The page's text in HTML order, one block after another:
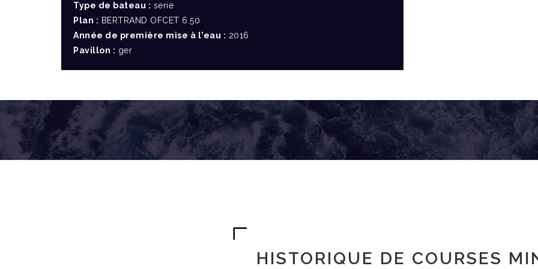
Type de bateau : serie
Plan : BERTRAND OFCET 6.50
Année de première mise à l'eau : 2016
Pavillon : ger
HISTORIQUE DE COURSES